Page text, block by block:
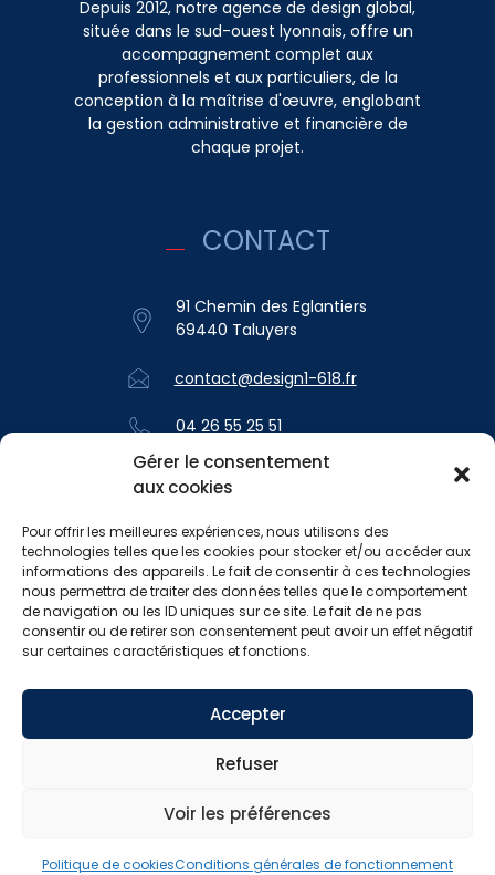
Gérer le consentement
aux cookies
Pour offrir les meilleures expériences, nous utilisons des
technologies telles que les cookies pour stocker et/ou accéder aux
informations des appareils. Le fait de consentir à ces technologies
nous permettra de traiter des données telles que le comportement
de navigation ou les ID uniques sur ce site. Le fait de ne pas
consentir ou de retirer son consentement peut avoir un effet négatif
sur certaines caractéristiques et fonctions.
Accepter
Refuser
Voir les préférences
Politique de cookiesConditions générales de fonctionnement
Depuis 2012, notre agence de design global,
située dans le sud-ouest lyonnais, offre un
accompagnement complet aux
professionnels et aux particuliers, de la
conception à la maîtrise d'œuvre, englobant
la gestion administrative et financière de
chaque projet.
CONTACT
91 Chemin des Eglantiers
69440 Taluyers
contact@design1-618.fr
04 26 55 25 51
SUIVEZ-NOUS
2026 Copyright © Design 1,618
Conditions générales de fonctionnement
Politique de cookies (UE)
Site web réalisé par MADMINT